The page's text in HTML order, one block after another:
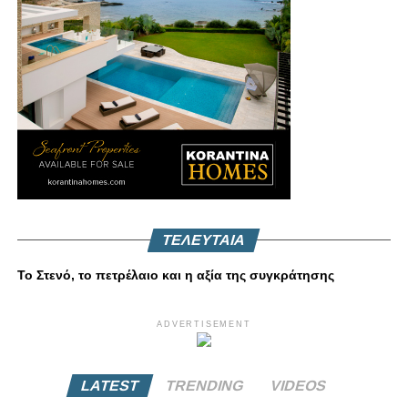
ΤΕΛΕΥΤΑΙΑ
Το Στενό, το πετρέλαιο και η αξία της συγκράτησης
ADVERTISEMENT
LATEST TRENDING VIDEOS